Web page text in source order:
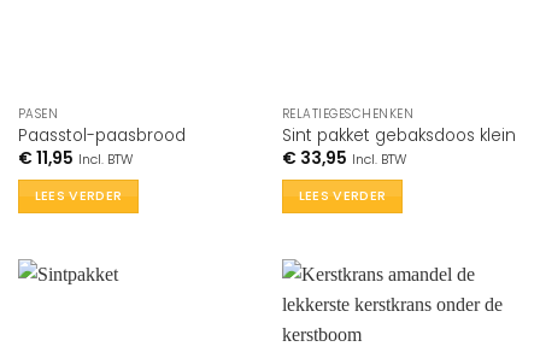
PASEN
Paasstol-paasbrood
€11,95 Incl. BTW
LEES VERDER
RELATIEGESCHENKEN
Sint pakket gebaksdoos klein
€33,95 Incl. BTW
LEES VERDER